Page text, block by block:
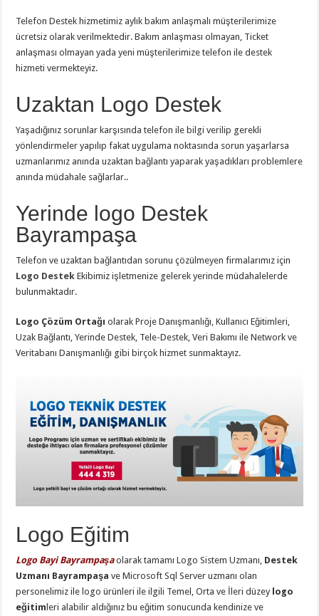
Telefon Destek hizmetimiz aylık bakım anlaşmalı müşterilerimize
ücretsiz olarak verilmektedir. Bakım anlaşması olmayan, Ticket
anlaşması olmayan yada yeni müşterilerimize telefon ile destek
hizmeti vermekteyiz.
Uzaktan Logo Destek
Yaşadığınız sorunlar karşısında telefon ile bilgi verilip gerekli
yönlendirmeler yapılıp fakat uygulama noktasında sorun yaşarlarsa
uzmanlarımız anında uzaktan bağlantı yaparak yaşadıkları problemlere
anında müdahale sağlarlar..
Yerinde logo Destek
Bayrampaşa
Telefon ve uzaktan bağlantıdan sorunu çözülmeyen firmalarımız için
Logo Destek Ekibimiz işletmenize gelerek yerinde müdahalelerde
bulunmaktadır.
Logo Çözüm Ortağı olarak Proje Danışmanlığı, Kullanıcı Eğitimleri,
Uzak Bağlantı, Yerinde Destek, Tele-Destek, Veri Bakımı ile Network ve
Veritabanı Danışmanlığı gibi birçok hizmet sunmaktayız.
Logo Eğitim
Logo Bayi Bayrampaşaolarak tamamı Logo Sistem Uzmanı, Destek
Uzmanı Bayrampaşa ve Microsoft Sql Server uzmanı olan
personelimiz ile logo ürünleri ile ilgili Temel, Orta ve İleri düzey logo
eğitim leri alabilir aldığınız bu eğitim sonucunda kendinize ve